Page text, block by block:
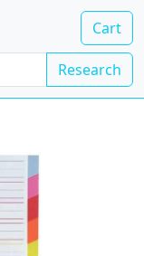
Cart
Research